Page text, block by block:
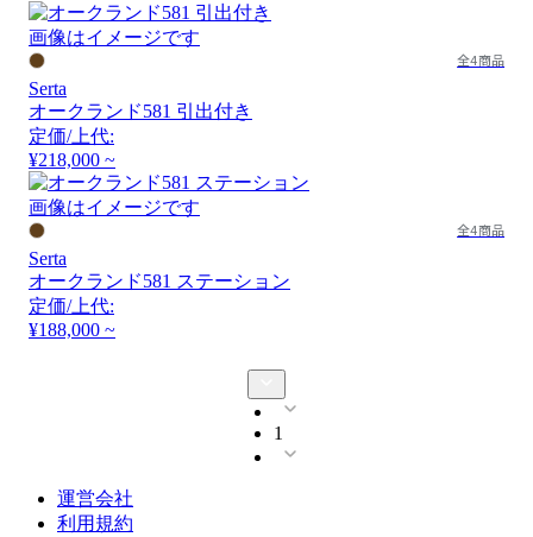
画像はイメージです
全4商品
Serta
オークランド581 引出付き
定価/上代:
¥218,000 ~
画像はイメージです
全4商品
Serta
オークランド581 ステーション
定価/上代:
¥188,000 ~
1
運営会社
利用規約